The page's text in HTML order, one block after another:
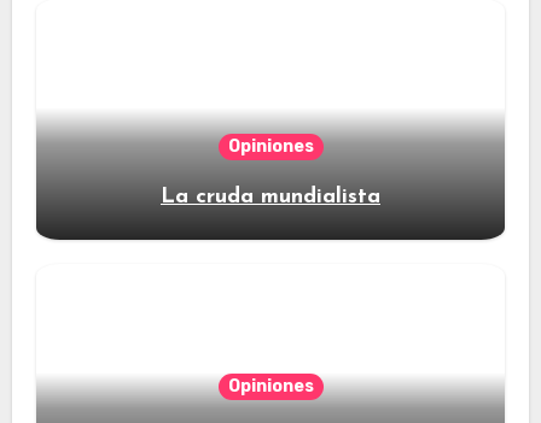
Opiniones
La cruda mundialista
Opiniones